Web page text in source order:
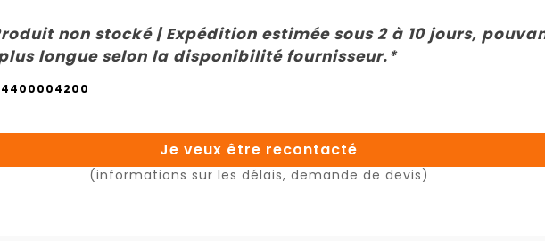
non stocké | Expédition estimée sous 2 à 10 jours,
longue selon la disponibilité fournisseur.*
Je veux être recontacté
(informations sur les délais, demande de devis)